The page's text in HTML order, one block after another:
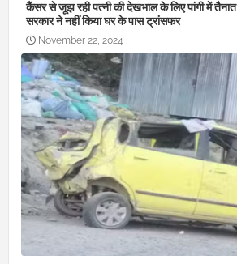
कैंसर से जूझ रही पत्नी की देखभाल के लिए पांगी में
सरकार ने नहीं किया घर के पास ट्रांसफर
November 22, 2024